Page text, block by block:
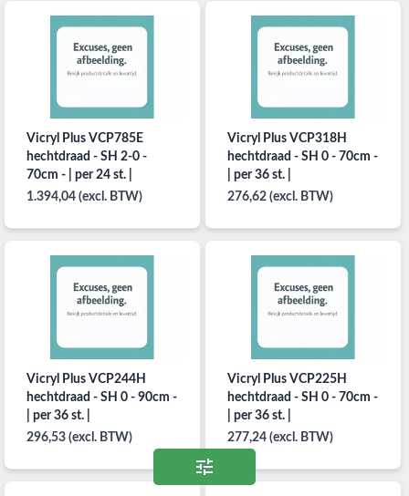
Vicryl Plus VCP785E
hechtdraad - SH 2-0 -
70cm - | per 24 st. |
1.394,04 (excl. BTW)
Vicryl Plus VCP318H
hechtdraad - SH 0 - 70cm -
| per 36 st. |
276,62 (excl. BTW)
Vicryl Plus VCP244H
hechtdraad - SH 0 - 90cm -
| per 36 st. |
296,53 (excl. BTW)
Vicryl Plus VCP225H
hechtdraad - SH 0 - 70cm -
| per 36 st. |
277,24 (excl. BTW)